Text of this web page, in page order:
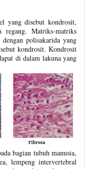
yang disebut kondrosit,
Matriks-matriks
polisakarida yang
kondrosit. Kondrosit
di dalam lakuna yang
bagian tubuh manusia,
lempeng intervertebral